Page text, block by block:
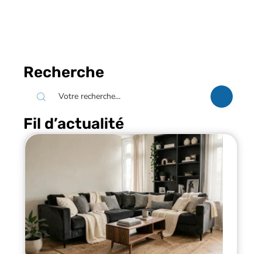
Recherche
Fil d’actualité